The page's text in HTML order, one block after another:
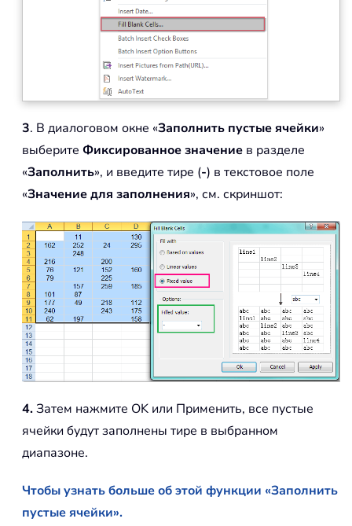
3. В диалоговом окне «Заполнить пустые ячейки»
выберите Фиксированное значение в разделе
«Заполнить», и введите тире (-) в текстовое поле
«Значение для заполнения», см. скриншот:
4.Затем нажмите OK или Применить, все пустые
ячейки будут заполнены тире в выбранном
диапазоне.
Чтобы узнать больше об этой функции «Заполнить
пустые ячейки».